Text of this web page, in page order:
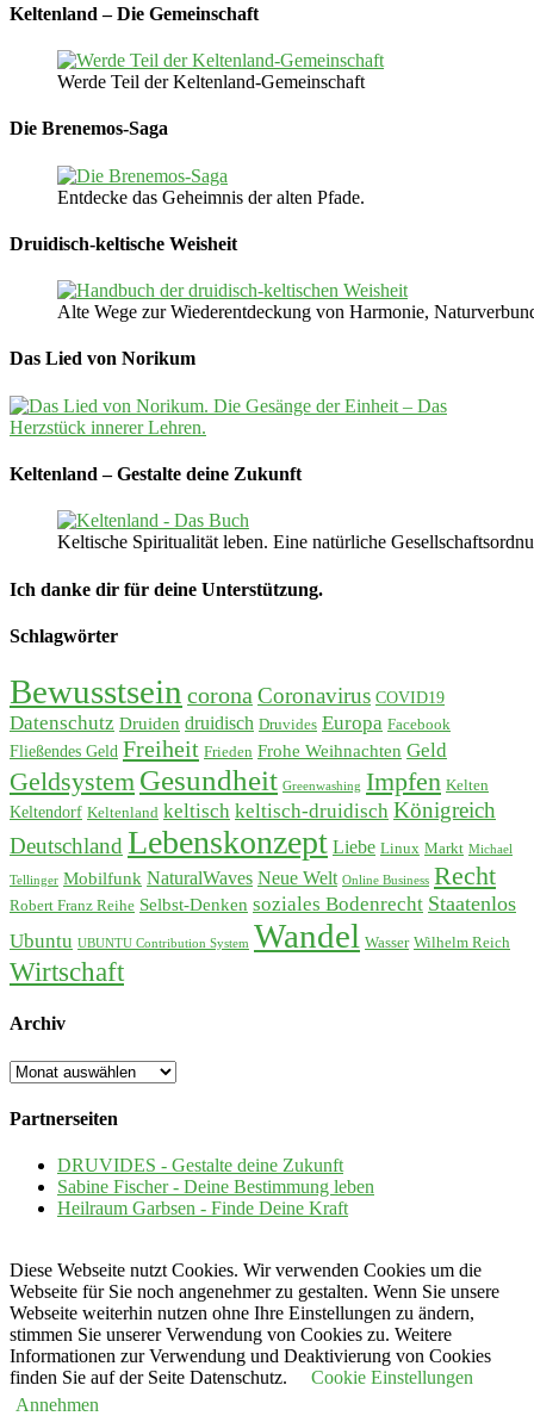
Keltenland – Die Gemeinschaft
Werde Teil der Keltenland-Gemeinschaft
Die Brenemos-Saga
Entdecke das Geheimnis der alten Pfade.
Druidisch-keltische Weisheit
Alte Wege zur Wiederentdeckung von Harmonie,
Das Lied von Norikum
Keltenland – Gestalte deine Zukunft
Keltische Spiritualität leben. Eine natürliche
Ich danke dir für deine Unterstützung.
Schlagwörter
Bewusstsein corona Coronavirus COVID19
Datenschutz Druiden druidisch Druvides Europa Facebook
Fließendes Geld Freiheit Frieden Frohe Weihnachten Geld
Geldsystem Gesundheit Greenwashing Impfen Kelten
Keltendorf Keltenland keltisch keltisch-druidisch Königreich
Deutschland Lebenskonzept Liebe Linux Markt Michael
Tellinger Mobilfunk NaturalWaves Neue Welt Online Business Recht
Robert Franz Reihe Selbst-Denken soziales Bodenrecht Staatenlos
Ubuntu UBUNTU Contribution System Wandel Wasser Wilhelm Reich
Wirtschaft
Archiv
Archiv
Partnerseiten
DRUVIDES - Gestalte deine Zukunft
Sabine Fischer - Deine Bestimmung leben
Heilraum Garbsen - Finde Deine Kraft
Diese Webseite nutzt Cookies. Wir verwenden Cookies um die
Webseite für Sie noch angenehmer zu gestalten. Wenn Sie unsere
Webseite weiterhin nutzen ohne Ihre Einstellungen zu ändern,
stimmen Sie unserer Verwendung von Cookies zu. Weitere
Informationen zur Verwendung und Deaktivierung von Cookies
finden Sie auf der Seite Datenschutz.
Cookie Einstellungen
Annehmen